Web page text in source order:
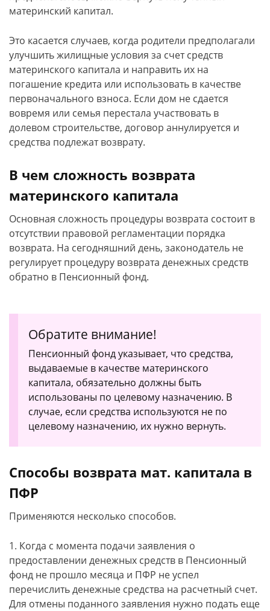
материнский капитал.
Это касается случаев, когда родители предполагали
улучшить жилищные условия за счет средств
материнского капитала и направить их на
погашение кредита или использовать в качестве
первоначального взноса. Если дом не сдается
вовремя или семья перестала участвовать в
долевом строительстве, договор аннулируется и
средства подлежат возврату.
В чем сложность возврата
материнского капитала
Основная сложность процедуры возврата состоит в
отсутствии правовой регламентации порядка
возврата. На сегодняшний день, законодатель не
регулирует процедуру возврата денежных средств
обратно в Пенсионный фонд.
Обратите внимание!
Пенсионный фонд указывает, что средства,
выдаваемые в качестве материнского
капитала, обязательно должны быть
использованы по целевому назначению. В
случае, если средства используются не по
целевому назначению, их нужно вернуть.
Способы возврата мат. капитала в
ПФР
Применяются несколько способов.
1. Когда с момента подачи заявления о
предоставлении денежных средств в Пенсионный
фонд не прошло месяца и ПФР не успел
перечислить денежные средства на расчетный счет.
Для отмены поданного заявления нужно подать еще